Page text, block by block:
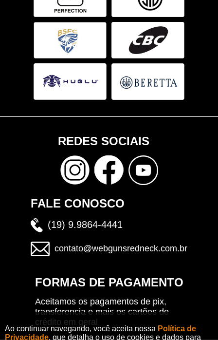
Ao continuar navegando, você aceita nossa Política de
Privacidade, que detalha o uso de cookies e dados para
REDES SOCIAIS
FALE CONOSCO
(19) 9.9864-4441
contato@webgunsredneck.com.br
FORMAS DE PAGAMENTO
Aceitamos os pagamentos de pix,
transferencia e mais os cartões de
crédito em geral